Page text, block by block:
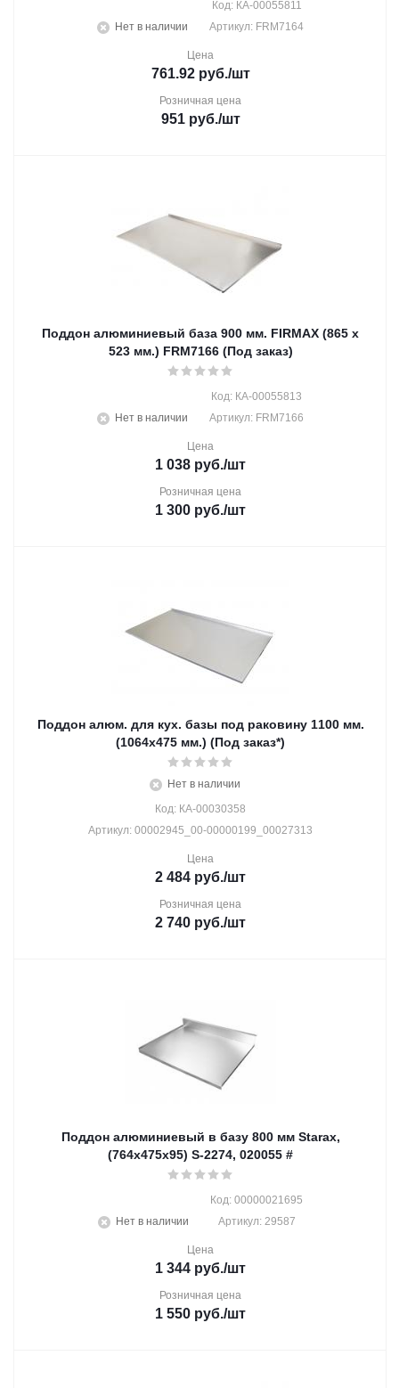
Нет в наличии
Код: КА-00055811
Артикул: FRM7164
Цена
761.92руб./шт
Розничная цена
951руб./шт
Поддон алюминиевый база 900 мм. FIRMAX (865 x
523 мм.) FRM7166 (Под заказ)
Нет в наличии
Код: КА-00055813
Артикул: FRM7166
Цена
1 038 руб./шт
Розничная цена
1 300 руб./шт
Поддон алюм. для кух. базы под раковину 1100 мм.
(1064х475 мм.) (Под заказ*)
Нет в наличии
Код: КА-00030358
Артикул: 00002945_00-00000199_00027313
Цена
2 484 руб./шт
Розничная цена
2 740 руб./шт
Поддон алюминиевый в базу 800 мм Starax,
(764х475х95) S-2274, 020055 #
Нет в наличии
Код: 00000021695
Артикул: 29587
Цена
1 344 руб./шт
Розничная цена
1 550 руб./шт